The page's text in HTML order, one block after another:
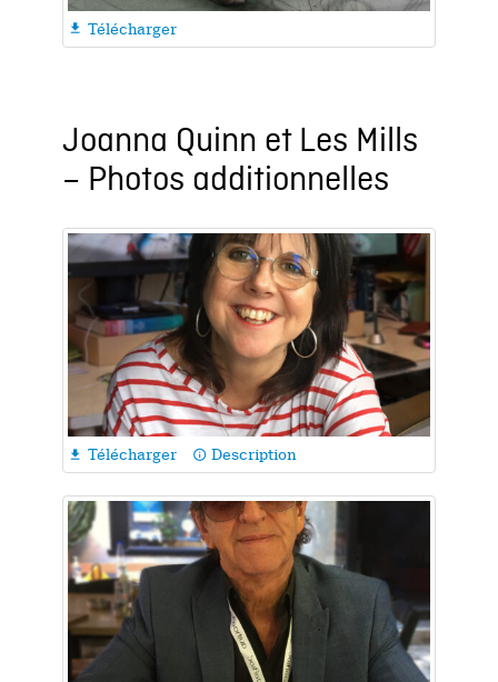
 Télécharger
Joanna Quinn et Les Mills
– Photos additionnelles
 Télécharger info_outline Description